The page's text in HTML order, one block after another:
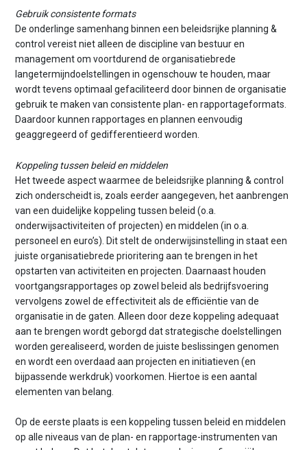
Gebruik consistente formats
De onderlinge samenhang binnen een beleidsrijke planning &
control vereist niet alleen de discipline van bestuur en
management om voortdurend de organisatiebrede
langetermijndoelstellingen in ogenschouw te houden, maar
wordt tevens optimaal gefaciliteerd door binnen de organisatie
gebruik te maken van consistente plan- en rapportageformats.
Daardoor kunnen rapportages en plannen eenvoudig
geaggregeerd of gedifferentieerd worden.
Koppeling tussen beleid en middelen
Het tweede aspect waarmee de beleidsrijke planning & control
zich onderscheidt is, zoals eerder aangegeven, het aanbrengen
van een duidelijke koppeling tussen beleid (o.a.
onderwijsactiviteiten of projecten) en middelen (in o.a.
personeel en euro’s). Dit stelt de onderwijsinstelling in staat een
juiste organisatiebrede prioritering aan te brengen in het
opstarten van activiteiten en projecten. Daarnaast houden
voortgangsrapportages op zowel beleid als bedrijfsvoering
vervolgens zowel de effectiviteit als de efficiëntie van de
organisatie in de gaten. Alleen door deze koppeling adequaat
aan te brengen wordt geborgd dat strategische doelstellingen
worden gerealiseerd, worden de juiste beslissingen genomen
en wordt een overdaad aan projecten en initiatieven (en
bijpassende werkdruk) voorkomen. Hiertoe is een aantal
elementen van belang.
Op de eerste plaats is een koppeling tussen beleid en middelen
op alle niveaus van de plan- en rapportage-instrumenten van